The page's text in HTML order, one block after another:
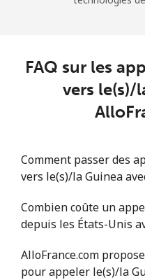
FAQ sur les
vers le(s)/
Comment passer des
vers le(s)/la Guinea
Combien coûte un
depuis les États-Unis
AlloFrance.com
pour appeler le(s)/la